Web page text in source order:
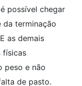
possível chegar
da terminação
as demais
físicas
peso e não
de pasto.